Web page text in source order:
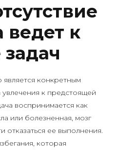
ведет к
задач
является конкретным
увлечения к предстоящей
воспринимается как
или болезненная, мозг
отказаться ее выполнения.
которая